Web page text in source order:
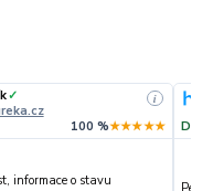
✓
i
100 %★★★★★
informace o stavu